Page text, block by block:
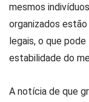
mesmos
organizados
legais, o que
estabilidade do
A notícia de que